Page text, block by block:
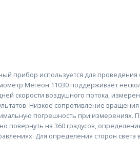
прибор используется для проведения
Мегеон 11030 поддерживает
скорости воздушного потока,
Низкое сопротивление
погрешность при измерениях.
повернуть на 360 градусов,
Для определения сторон света